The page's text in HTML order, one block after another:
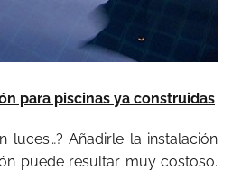
para piscinas ya construidas
luces…? Añadirle la instalación
puede resultar muy costoso.